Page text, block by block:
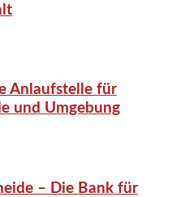
Anlaufstelle für
und Umgebung
– Die Bank für